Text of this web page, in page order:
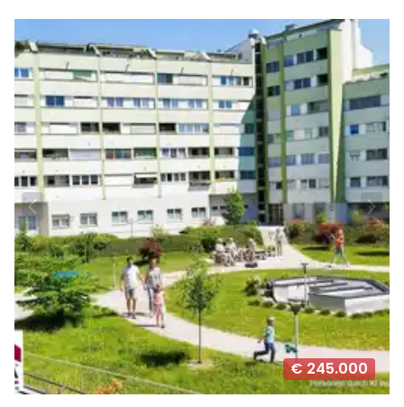
€ 245.000